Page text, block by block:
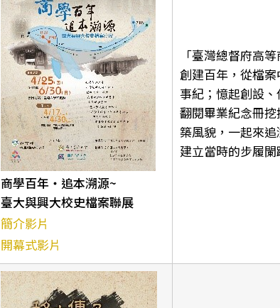
商學百年‧追本溯源~
臺大與興大校史檔案聯展
簡介影片
開幕式影片
「臺灣總督府高
創建百年，從檔
事紀；憶起創設、
翻閱畢業紀念冊
築風貌，一起來
建立當時的步履闌